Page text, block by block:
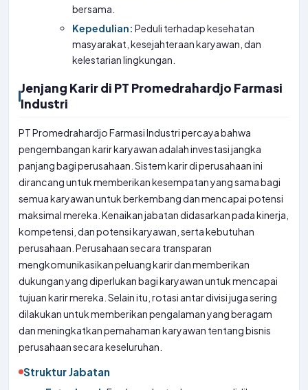
bersama.
Kepedulian: Peduli terhadap kesehatan
masyarakat, kesejahteraan karyawan, dan
kelestarian lingkungan.
Jenjang Karir di PT Promedrahardjo Farmasi
Industri
PT Promedrahardjo Farmasi Industri percaya bahwa
pengembangan karir karyawan adalah investasi jangka
panjang bagi perusahaan. Sistem karir di perusahaan ini
dirancang untuk memberikan kesempatan yang sama bagi
semua karyawan untuk berkembang dan mencapai potensi
maksimal mereka. Kenaikan jabatan didasarkan pada kinerja,
kompetensi, dan potensi karyawan, serta kebutuhan
perusahaan. Perusahaan secara transparan
mengkomunikasikan peluang karir dan memberikan
dukungan yang diperlukan bagi karyawan untuk mencapai
tujuan karir mereka. Selain itu, rotasi antar divisi juga sering
dilakukan untuk memberikan pengalaman yang beragam
dan meningkatkan pemahaman karyawan tentang bisnis
perusahaan secara keseluruhan.
Struktur Jabatan